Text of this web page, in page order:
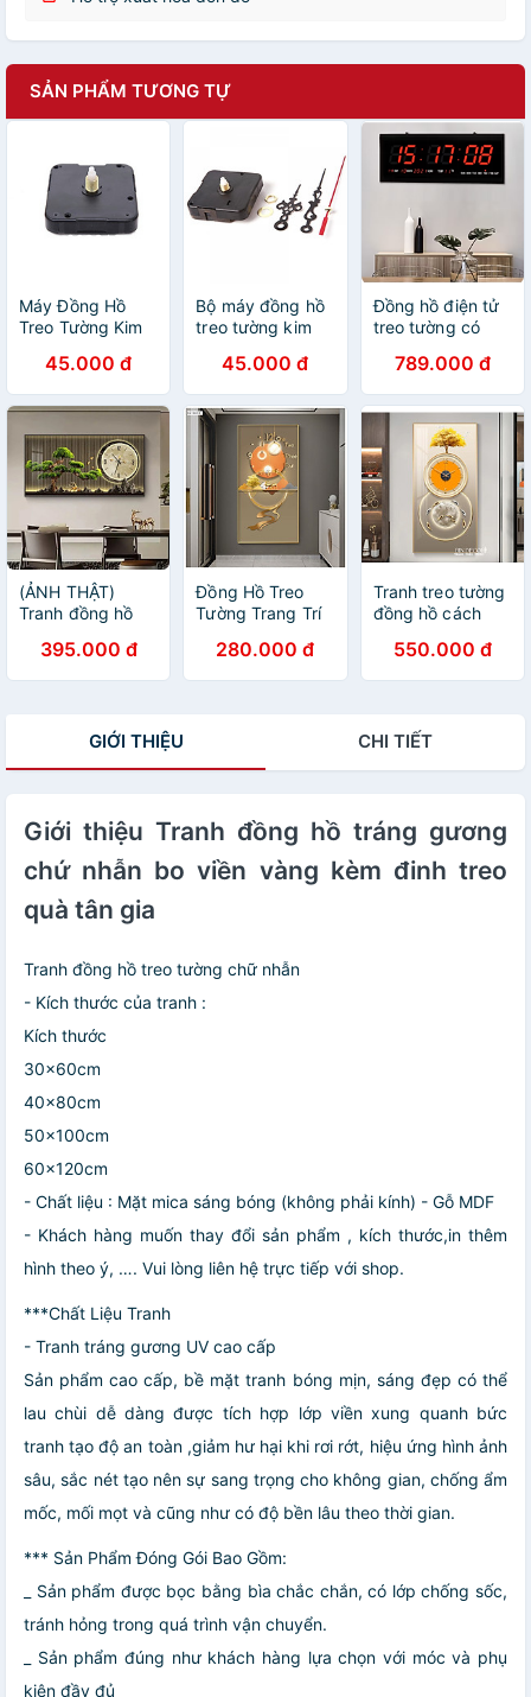
SẢN PHẨM TƯƠNG TỰ
Máy Đồng Hồ
Treo Tường Kim
45.000 đ
Bộ máy đồng hồ
treo tường kim
kèm theo ốc vít
45.000 đ
Đồng hồ điện tử
treo tường có
789.000 đ
(ẢNH THẬT)
Tranh đồng hồ
tùng tranh phòng
khách quà tặng
395.000 đ
Đồng Hồ Treo
Tường Trang Trí
Nghệ Thuật Đẹp
- Tranh Tráng
280.000 đ
Tranh treo tường
đồng hồ cách
sang trọng khổ
dọc kèm đinh
550.000 đ
GIỚI THIỆU CHI TIẾT
Giới thiệu Tranh đồng hồ tráng gương
chứ nhẫn bo viền vàng kèm đinh treo
quà tân gia
Tranh đồng hồ treo tường chữ nhẫn
- Kích thước của tranh :
Kích thước
30x60cm
40x80cm
50x100cm
60x120cm
- Chất liệu : Mặt mica sáng bóng (không phải kính) - Gỗ MDF
- Khách hàng muốn thay đổi sản phẩm , kích thước,in thêm
hình theo ý, …. Vui lòng liên hệ trực tiếp với shop.
***Chất Liệu Tranh
- Tranh tráng gương UV cao cấp
Sản phẩm cao cấp, bề mặt tranh bóng mịn, sáng đẹp có thể
lau chùi dễ dàng được tích hợp lớp viền xung quanh bức
tranh tạo độ an toàn ,giảm hư hại khi rơi rớt, hiệu ứng hình ảnh
sâu, sắc nét tạo nên sự sang trọng cho không gian, chống ẩm
mốc, mối mọt và cũng như có độ bền lâu theo thời gian.
*** Sản Phẩm Đóng Gói Bao Gồm:
_ Sản phẩm được bọc bằng bìa chắc chắn, có lớp chống sốc,
tránh hỏng trong quá trình vận chuyển.
_ Sản phẩm đúng như khách hàng lựa chọn với móc và phụ
kiện đầy đủ